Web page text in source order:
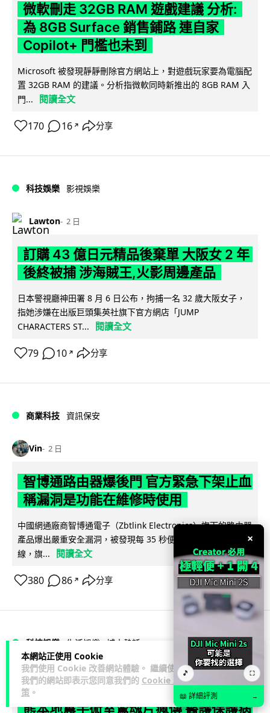
本網站正使用 Cookie
我們使用 Cookie 改善網站體驗。 繼續使用
我們的網站即表示您同意我們的 Cookie 政
策 。
微軟刪走 32GB RAM 遊戲建議 分析:
為 8GB Surface 銷售鋪路 連自家
Copilot+ 門檻也未到
Microsoft 被發現靜靜刪除官方網站上，對遊戲玩家要為電腦配
置 32GB RAM 的建議。分析指微軟同時新推出的 8GB RAM 入
門...
閱讀全文
170 16 ↗ 分享
科技娛樂 影視娛樂
Lawton 2 日
訂購 43 億日元精品後棄單 大阪女 2 年
後終被捕 涉海賊王,火影周邊產品
日本警視廳神田署 8 月 6 日公布，拘捕一名 32 歲大阪女子，
指她涉嫌在出版巨頭集英社旗下官方網店「JUMP
CHARACTERS ST...
閱讀全文
79 10 ↗ 分享
商業科技 資訊保安
Vin 2 日
智博通路由器爆後門 官方緊急下架止血
稱漏洞是功能在維修時使用
中國網通廠商智博通電子（Zbtlink Electronics）旗下的路由器
產品爆出嚴重安全漏洞，被發現每 35 秒便會與中國伺服器連
線，旗...
閱讀全文
380 86 ↗ 分享
科技娛樂 生活娛樂 城中熱話
Lawton 2 日
熊本地震手術室驚魂片瘋傳 醫護保護病
×
🎵 ⛶
📖 詳細評測 →